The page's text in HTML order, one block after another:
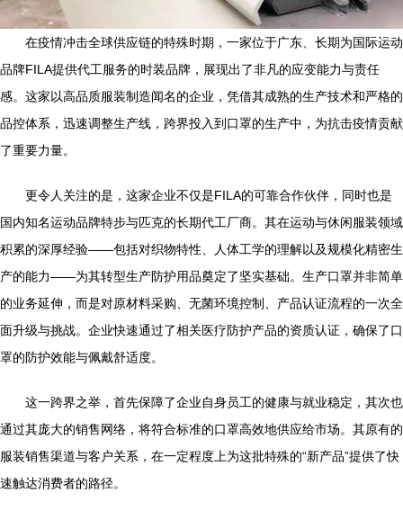
在疫情冲击全球供应链的特殊时期，一家位于广东、长期为国际运动
品牌FILA提供代工服务的时装品牌，展现出了非凡的应变能力与责任
感。这家以高品质服装制造闻名的企业，凭借其成熟的生产技术和严格的
品控体系，迅速调整生产线，跨界投入到口罩的生产中，为抗击疫情贡献
了重要力量。
更令人关注的是，这家企业不仅是FILA的可靠合作伙伴，同时也是
国内知名运动品牌特步与匹克的长期代工厂商。其在运动与休闲服装领域
积累的深厚经验——包括对织物特性、人体工学的理解以及规模化精密生
产的能力——为其转型生产防护用品奠定了坚实基础。生产口罩并非简单
的业务延伸，而是对原材料采购、无菌环境控制、产品认证流程的一次全
面升级与挑战。企业快速通过了相关医疗防护产品的资质认证，确保了口
罩的防护效能与佩戴舒适度。
这一跨界之举，首先保障了企业自身员工的健康与就业稳定，其次也
通过其庞大的销售网络，将符合标准的口罩高效地供应给市场。其原有的
服装销售渠道与客户关系，在一定程度上为这批特殊的“新产品”提供了快
速触达消费者的路径。